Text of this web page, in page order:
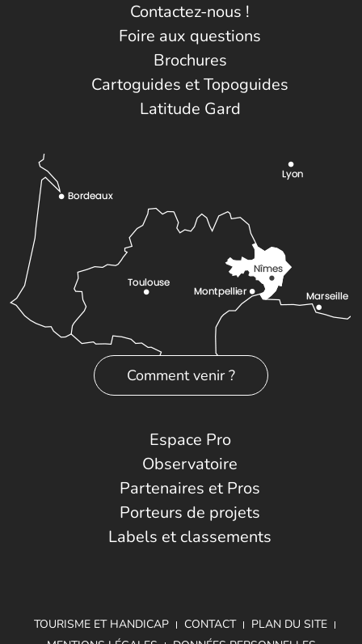
Contactez-nous !
Foire aux questions
Brochures
Cartoguides et Topoguides
Latitude Gard
Comment venir ?
Espace Pro
Observatoire
Partenaires et Pros
Porteurs de projets
Labels et classements
TOURISME ET HANDICAP CONTACT
PLAN DU SITE